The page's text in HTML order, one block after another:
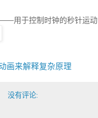
用于控制时钟的秒针运动
画来解释复杂原理
没有评论: